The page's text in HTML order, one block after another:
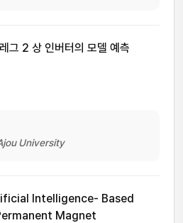
그 2 상 인버터의 모델 예측
University
Intelligence- Based
Magnet